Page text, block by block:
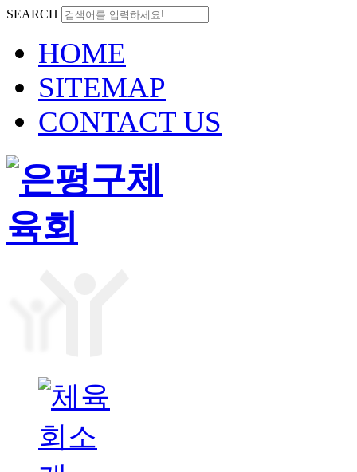
SEARCH
HOME
SITEMAP
CONTACT US